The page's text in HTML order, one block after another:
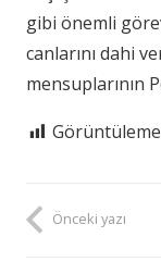
gibi önemli
canlarını dahi
mensuplarının
Görüntüleme
Önceki yazı